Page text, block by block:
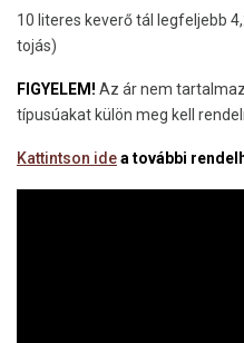
10 literes keverő tál legfeljebb
tojás)
FIGYELEM! Az ár nem
típusúakat külön meg kell
Kattintson idea további